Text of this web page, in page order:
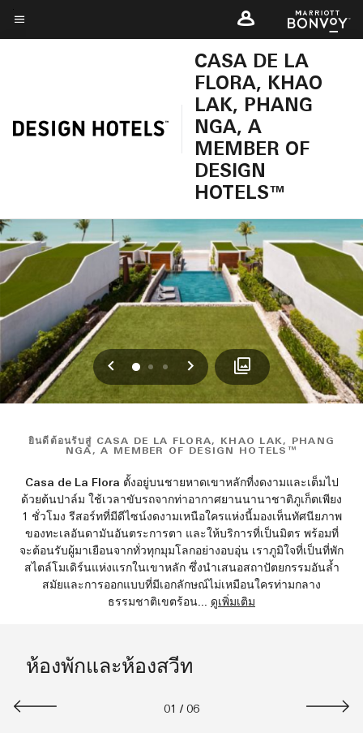
Skip
to
ข้อความเมนู
CASA DE LA
FLORA, KHAO
LAK, PHANG
NGA, A
MEMBER OF
DESIGN
HOTELS™
ก่อนหน้า
0 1 2 ถัดไป
ยินดีต้อนรับสู่ CASA DE LA FLORA, KHAO LAK, PHANG
NGA, A MEMBER OF DESIGN HOTELS™
Casa de La Flora ตั้งอยู่บนชายหาดเขาหลักที่งดงามและเต็มไป
ด้วยต้นปาล์ม ใช้เวลาขับรถจากท่าอากาศยานนานาชาติภูเก็ตเพียง
1 ชั่วโมง รีสอร์ทที่มีดีไซน์งดงามเหนือใครแห่งนี้มองเห็นทัศนียภาพ
ของทะเลอันดามันอันตระการตา และให้บริการที่เป็นมิตร พร้อมที่
จะต้อนรับผู้มาเยือนจากทั่วทุกมุมโลกอย่างอบอุ่น เราภูมิใจที่เป็นที่พัก
สไตล์โมเดิร์นแห่งแรกในเขาหลัก ซึ่งนำเสนอสถาปัตยกรรมอันล้ำ
สมัยและการออกแบบที่มีเอกลักษณ์ไม่เหมือนใครท่ามกลาง
ธรรมชาติเขตร้อน... ดูเพิ่มเติม
ห้องพักและห้องสวีท
01 / 06